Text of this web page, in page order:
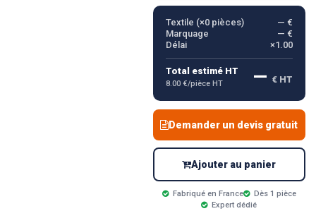
Textile (×0pièces)
— €
Marquage
— €
Délai
×1.00
Total estimé HT
8.00 €/pièce HT — € HT
Demander un devis gratuit
Ajouter au panier
Fabriqué en France
Dès 1 pièce
Expert dédié